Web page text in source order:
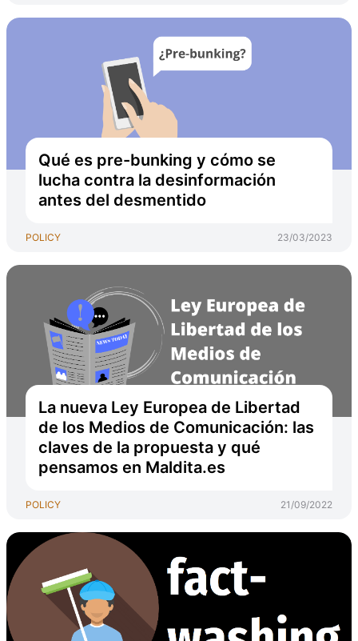
Qué es pre-bunking y cómo se
lucha contra la desinformación
antes del desmentido
POLICY 23/03/2023
La nueva Ley Europea de Libertad
de los Medios de Comunicación: las
claves de la propuesta y qué
pensamos en Maldita.es
POLICY 21/09/2022